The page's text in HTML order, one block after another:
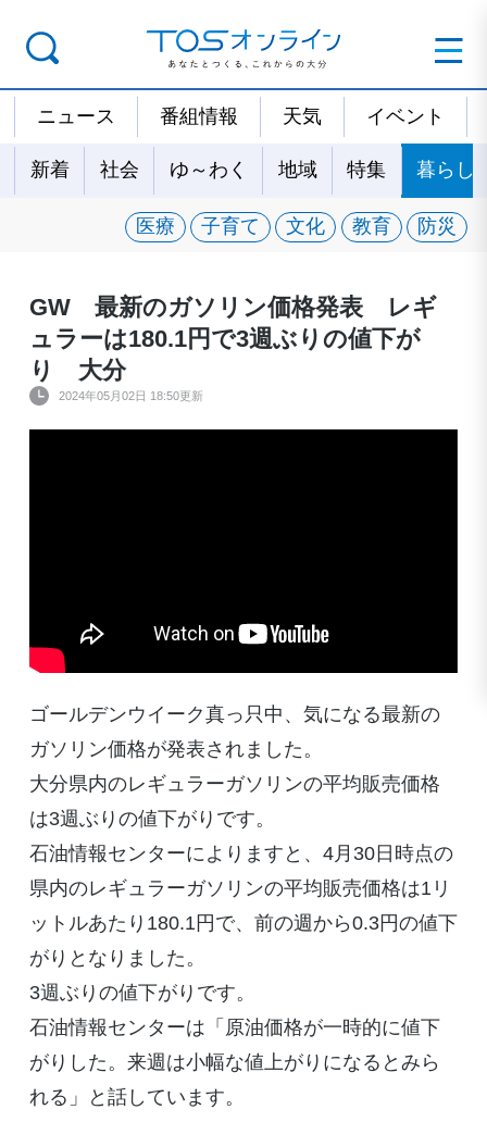
ニュース 番組情報 天気 イベント
新着 社会 ゆ～わく 地域 特集 暮らし
医療 子育て 文化 教育 防災
GW 最新のガソリン価格発表 レギ
ュラーは180.1円で3週ぶりの値下が
り 大分
2024年05月02日 18:50更新
ゴールデンウイーク真っ只中、気になる最新の
ガソリン価格が発表されました。
大分県内のレギュラーガソリンの平均販売価格
は3週ぶりの値下がりです。
石油情報センターによりますと、4月30日時点の
県内のレギュラーガソリンの平均販売価格は1リ
ットルあたり180.1円で、前の週から0.3円の値下
がりとなりました。
3週ぶりの値下がりです。
石油情報センターは「原油価格が一時的に値下
がりした。来週は小幅な値上がりになるとみら
れる」と話しています。